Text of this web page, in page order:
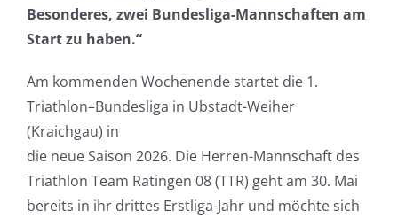
Besonderes, zwei Bundesliga-Mannschaften am
Start zu haben.“
Am kommenden Wochenende startet die 1.
Triathlon–Bundesliga in Ubstadt-Weiher
(Kraichgau) in
die neue Saison 2026. Die Herren-Mannschaft des
Triathlon Team Ratingen 08 (TTR) geht am 30. Mai
bereits in ihr drittes Erstliga-Jahr und möchte sich